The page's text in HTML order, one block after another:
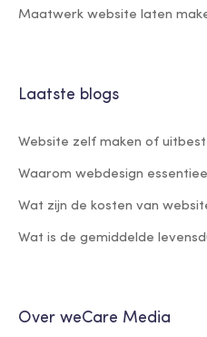
Maatwerk website laten
Laatste blogs
Wat zijn de kosten van
Wat is de gemiddelde
Over weCare Media